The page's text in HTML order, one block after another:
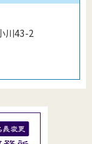
川43-2